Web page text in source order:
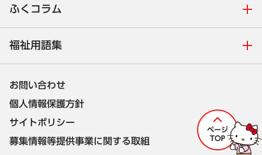
ふくコラム
福祉用語集
お問い合わせ
個人情報保護方針
サイトポリシー
募集情報等提供事業に関する取組